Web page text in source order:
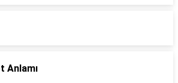
Anlamı